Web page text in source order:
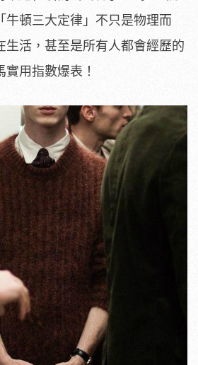
牛頓三大定律」不只是物理而
生活，甚至是所有人都會經歷的
實用指數爆表！